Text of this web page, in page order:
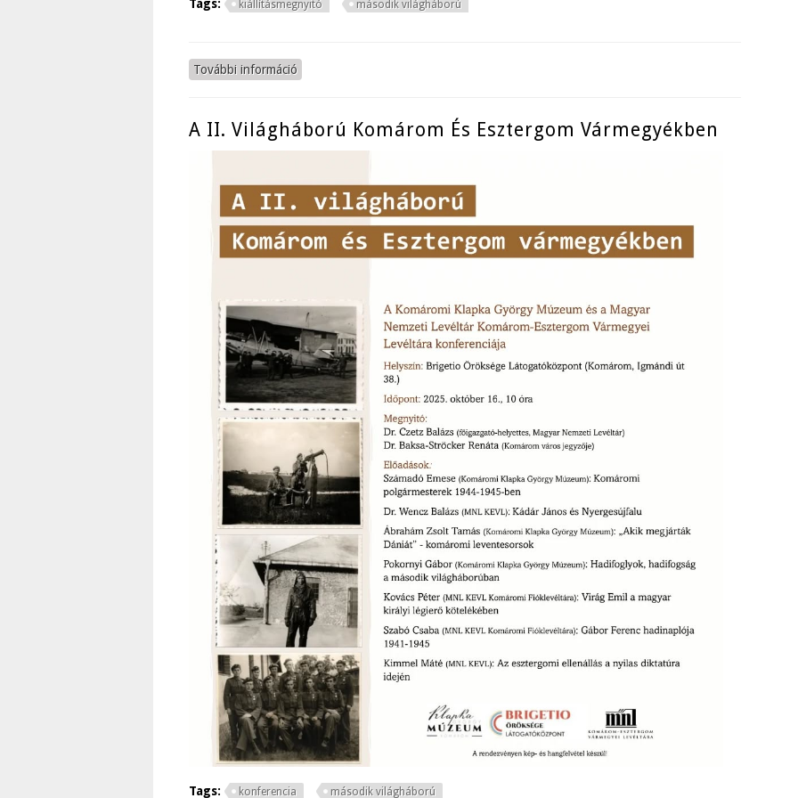
Tags: kiállításmegnyitó második világháború
További információ
A II. Világháború Komárom És Esztergom Vármegyékben
Tags: konferencia második világháború